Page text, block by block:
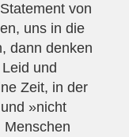
von
uns in die
dann denken
und
Zeit, in der
»nicht
Menschen